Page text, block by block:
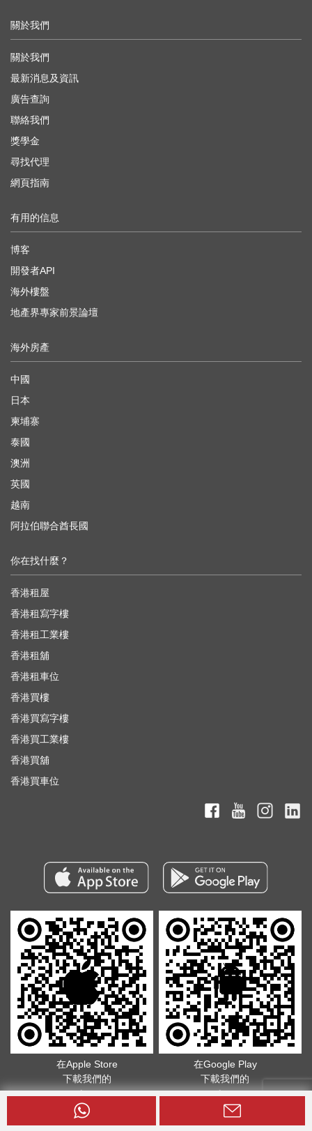
關於我們
關於我們
最新消息及資訊
廣告查詢
聯絡我們
獎學金
尋找代理
網頁指南
有用的信息
博客
開發者API
海外樓盤
地產界專家前景論壇
海外房產
中國
日本
柬埔寨
泰國
澳洲
英國
越南
阿拉伯聯合酋長國
你在找什麼？
香港租屋
香港租寫字樓
香港租工業樓
香港租舖
香港租車位
香港買樓
香港買寫字樓
香港買工業樓
香港買舖
香港買車位
在Apple Store
下載我們的
App
在Google Play
下載我們的
App
版權所有©2026. 不得轉載 隱私政策